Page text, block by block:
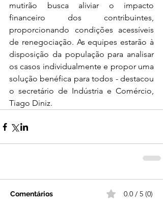
mutirão busca aliviar o impacto
financeiro dos contribuintes,
proporcionando condições acessíveis
de renegociação. As equipes estarão à
disposição da população para analisar
os casos individualmente e propor uma
solução benéfica para todos - destacou
o secretário de Indústria e Comércio,
Tiago Diniz.
Comentários 0.0 / 5 (0)